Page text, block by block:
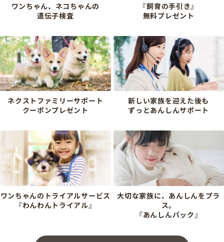
ワンちゃん、ネコちゃんの
遺伝子検査
『飼育の手引き』
無料プレゼント
ネクストファミリーサポート
クーポンプレゼント
新しい家族を迎えた後も
ずっとあんしんサポート
ワンちゃんのトライアルサービス
『わんわんトライアル』
大切な家族に、あんしんをプラ
ス。
『あんしんパック』